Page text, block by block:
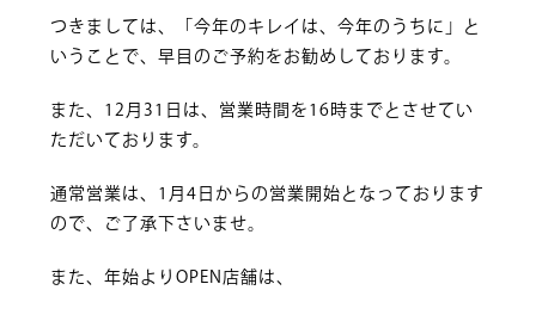
つきましては、「今年のキレイは、今年のうちに」と
いうことで、早目のご予約をお勧めしております。
また、12月31日は、営業時間を16時までとさせてい
ただいております。
通常営業は、1月4日からの営業開始となっております
ので、ご了承下さいませ。
また、年始よりOPEN店舗は、